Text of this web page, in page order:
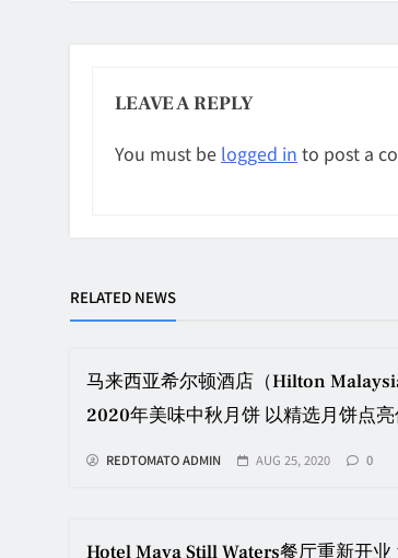
LEAVE A REPLY
You must be logged in to post a
RELATED NEWS
马来西亚希尔顿酒店（Hilton
2020年美味中秋月饼 以精选月饼点
REDTOMATO ADMIN AUG 25, 2020 0
Hotel Maya Still Waters餐厅重新开业